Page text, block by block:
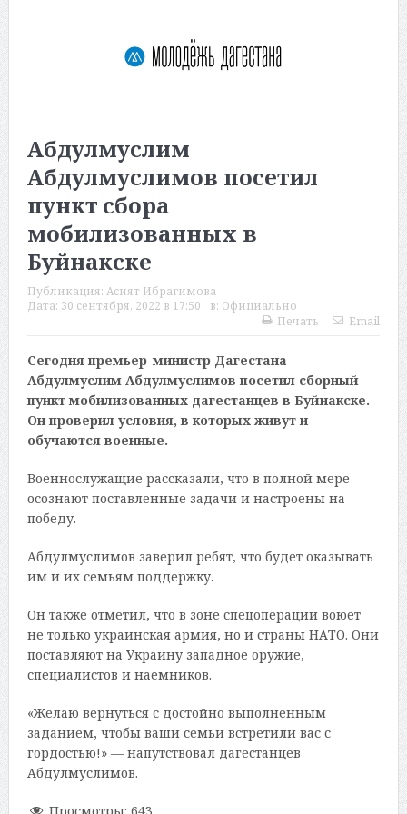
Абдулмуслим
Абдулмуслимов посетил
пункт сбора
мобилизованных в
Буйнакске
Публикация: Асият Ибрагимова
Дата: 30 сентября, 2022 в 17:50 в: Официально
Печать
Email
Сегодня премьер-министр Дагестана
Абдулмуслим Абдулмуслимов посетил сборный
пункт мобилизованных дагестанцев в Буйнакске.
Он проверил условия, в которых живут и
обучаются военные.
Военнослужащие рассказали, что в полной мере
осознают поставленные задачи и настроены на
победу.
Абдулмуслимов заверил ребят, что будет оказывать
им и их семьям поддержку.
Он также отметил, что в зоне спецоперации воюет
не только украинская армия, но и страны НАТО. Они
поставляют на Украину западное оружие,
специалистов и наемников.
«Желаю вернуться с достойно выполненным
заданием, чтобы ваши семьи встретили вас с
гордостью!» — напутствовал дагестанцев
Абдулмуслимов.